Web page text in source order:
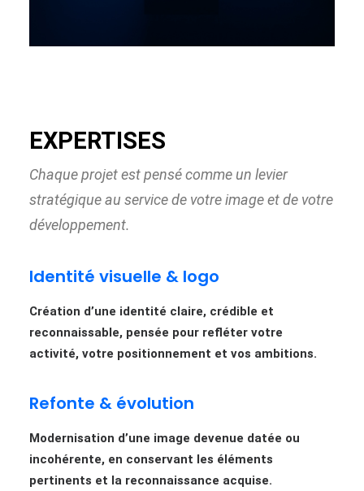
EXPERTISES
Chaque projet est pensé comme un levier
stratégique au service de votre image et de votre
développement.
Identité visuelle & logo
Création d’une identité claire, crédible et
reconnaissable, pensée pour refléter votre
activité, votre positionnement et vos ambitions.
Refonte & évolution
Modernisation d’une image devenue datée ou
incohérente, en conservant les éléments
pertinents et la reconnaissance acquise.